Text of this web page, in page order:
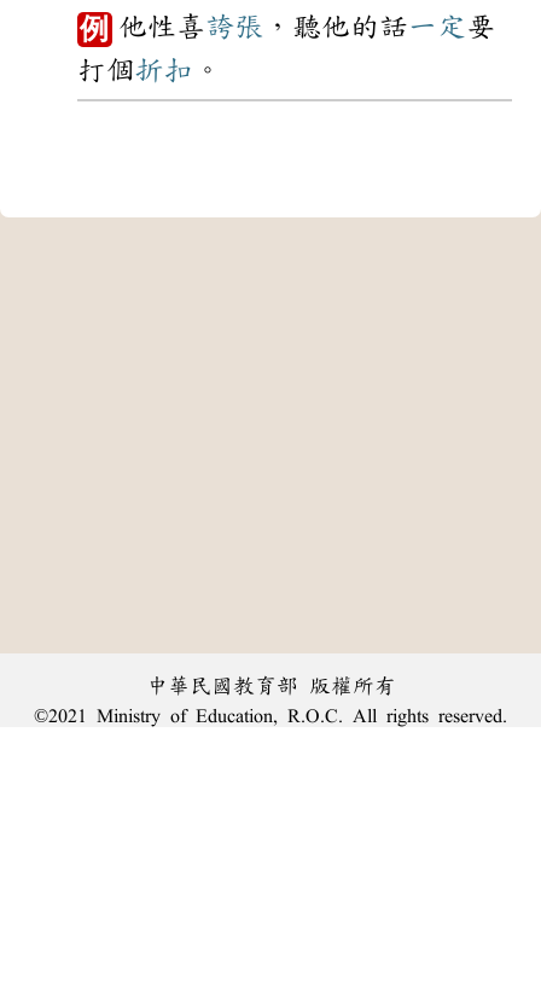
例 他性喜誇張 ，聽他的話一定 要
打個折扣 。
中華民國教育部 版權所有
©2021 Ministry of Education, R.O.C. All rights reserved.